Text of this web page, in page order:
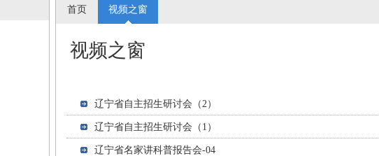
首页 视频之窗
视频之窗
辽宁省自主招生研讨会（2）
辽宁省自主招生研讨会（1）
辽宁省名家讲科普报告会-04